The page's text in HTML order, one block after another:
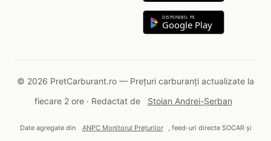
DISPONIBIL PE
Google Play
© 2026 PretCarburant.ro — Prețuri carburanți actualizate la
fiecare 2 ore · Redactat de
Stoian Andrei-Șerban
Date agregate din ANPC Monitorul Prețurilor , feed-uri directe SOCAR și